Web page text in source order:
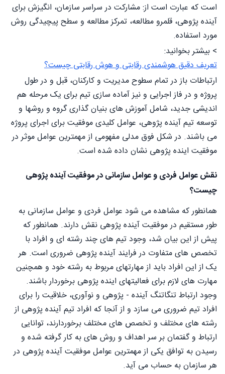
است که عبارت است از: مشارکت در سراسر سازمان، انگیزش برای
آینده پژوهی، قلمرو مطالعه، تمرکز مطالعه و سطح پیچیدگی روش
مورد استفاده.
> بیشتر بخوانید:
تعریف دقیق هوشمندی رقابتی و هوش رقابتی چیست؟
ارتباطات باز در تمام سطوح مدیریت و کارکنان، قبل و در طول
پروژه و در فاز اجرایی و نیز آماده سازی تیم برای یک مرحله هم
اندیشی جدید، شامل آموزش های بنیان گذاری گروه و روشها و
توسعه تیم آینده پژوهی، عوامل کلیدی موفقیت برای اجرای پروژه
می باشند. در شکل فوق مدلی مفهومی از مهمترین عوامل موثر در
موفقیت اینده پژوهی نشان داده شده است.
نقش عوامل فردی و عوامل سازمانی در موفقیت آینده پژوهی
چیست؟
همانطور که مشاهده می شود عوامل فردی و عوامل سازمانی به
طور مستقیم در موفقیت آینده پژوهی نقش دارند. همانطور که
پیش از این بیان شد، وجود تیم های چند رشته ای و افراد با
تخصص های متفاوت در فرایند آینده پژوهی ضروری است. هر
یک از این افراد باید از مهارتهای مربوط به رشته خود و همچنین
مهارت های لازم برای فعالیتهای اینده پژوهی برخوردار باشند.
وجود ارتباط تنگاتنگ آینده - پژوهی و نوآوری، خلاقیت را برای
افراد تیم ضروری می سازد و از آنجا که افراد تیم آینده پژوهی از
رشته های مختلف و تخصص های مختلف برخوردارند، توانایی
ارتباط و گفتمان بر سر اهداف و روش های به کار گرفته شده و
رسیدن به توافق یکی از مهمترین عوامل موفقیت آینده پژوهی در
هر سازمان به حساب می آید.